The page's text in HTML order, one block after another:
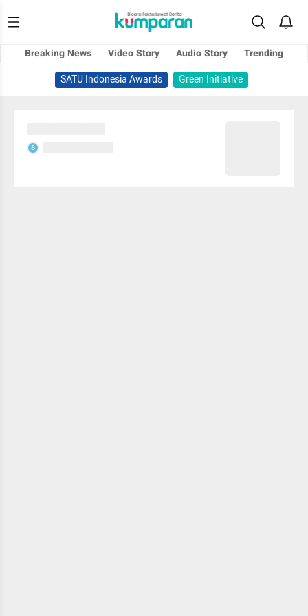
Breaking News Video Story Audio Story
Trending
SATU Indonesia Awards
Green Initiative
S